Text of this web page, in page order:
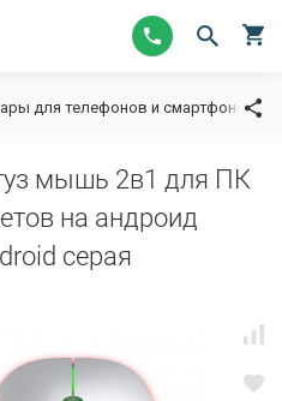
для телефонов и смартфонов
мышь 2в1 для ПК
на андроид
серая